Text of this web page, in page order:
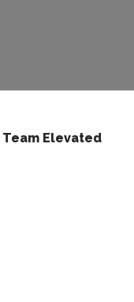
Team Elevated